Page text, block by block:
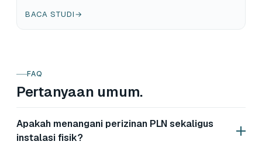
BACA STUDI→
FAQ
Pertanyaan umum.
Apakah menangani perizinan PLN sekaligus
instalasi fisik?